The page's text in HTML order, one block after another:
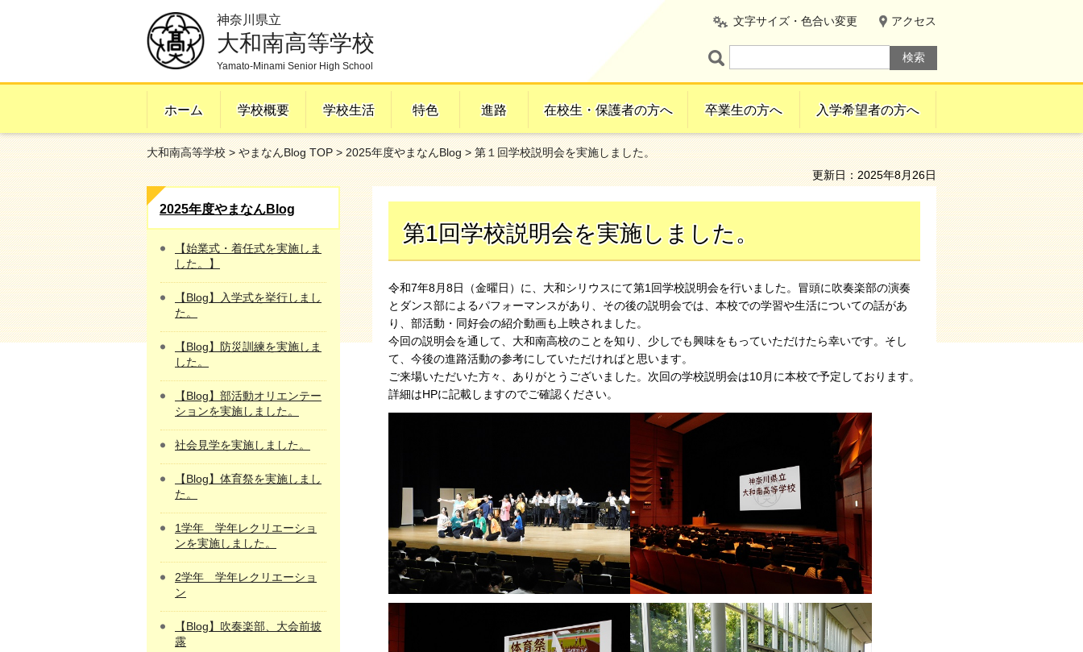
神奈川県立
大和南高等学校
Yamato-Minami Senior High School
文字サイズ・色合い変更 アクセス
ホーム 学校概要 学校生活 特色 進路 在校生・保護者の方へ 卒業生の方へ 入学希望者の方へ
大和南高等学校>やまなんBlog TOP>2025年度やまなんBlog> 第１回学校説明会を実施しました。
更新日：2025年8月26日
2025年度やまなんBlog
【始業式・着任式を実施しま
した。】
【Blog】入学式を挙行しまし
た。
【Blog】防災訓練を実施しま
した。
【Blog】部活動オリエンテー
ションを実施しました。
社会見学を実施しました。
【Blog】体育祭を実施しまし
た。
1学年 学年レクリエーショ
ンを実施しました。
2学年 学年レクリエーショ
ン
【Blog】吹奏楽部、大会前披
露
第1回学校説明会を実施しました。
令和7年8月8日（金曜日）に、大和シリウスにて第1回学校説明会を行いました。冒頭に吹奏楽部の演奏
とダンス部によるパフォーマンスがあり、その後の説明会では、本校での学習や生活についての話があ
り、部活動・同好会の紹介動画も上映されました。
今回の説明会を通して、大和南高校のことを知り、少しでも興味をもっていただけたら幸いです。そし
て、今後の進路活動の参考にしていただければと思います。
ご来場いただいた方々、ありがとうございました。次回の学校説明会は10月に本校で予定しております。
詳細はHPに記載しますのでご確認ください。